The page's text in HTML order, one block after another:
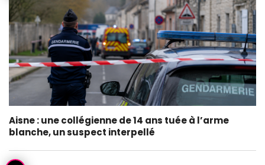
Aisne : une collégienne de 14 ans tuée à l’arme
blanche, un suspect interpellé